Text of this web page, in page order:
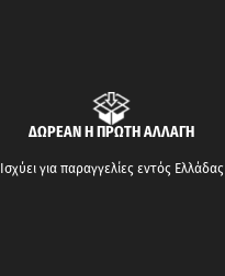
ΔΩΡΕΑΝ Η ΠΡΩΤΗ ΑΛΛΑΓΗ
Ισχύει για παραγγελίες εντός Ελλάδας